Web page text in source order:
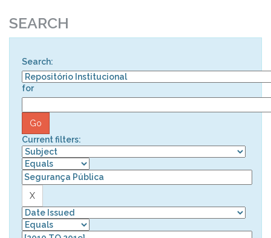
SEARCH
Search:
for
Current filters: